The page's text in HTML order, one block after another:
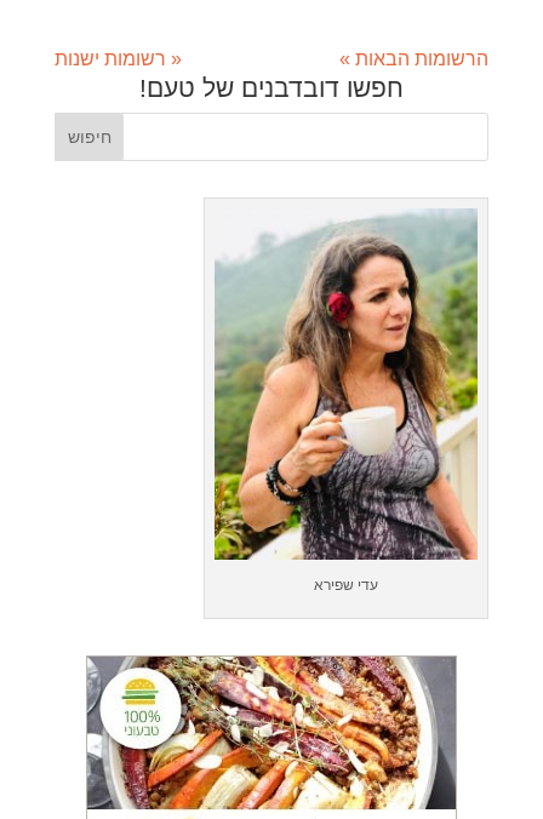
« רשומות ישנות הרשומות הבאות »
חפשו דובדבנים של טעם!
עדי שפירא